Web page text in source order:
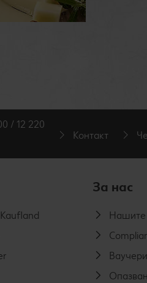
/ 12 220
Контакт
За нас
Нашите